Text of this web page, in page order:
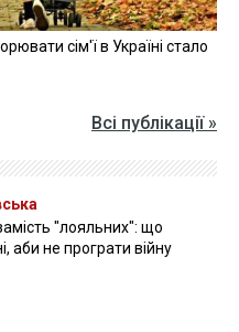
сім'ї в Україні стало
Всі публікації »
"лояльних": що
аби не програти війну